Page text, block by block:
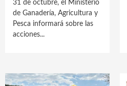
31 de octubre, el Ministerio
de Ganadería, Agricultura y
Pesca informará sobre las
acciones...